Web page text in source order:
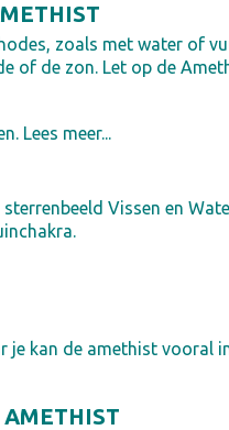
zoals met water of
of de zon. Let op de
Lees meer...
Vissen en
je kan de amethist vooral